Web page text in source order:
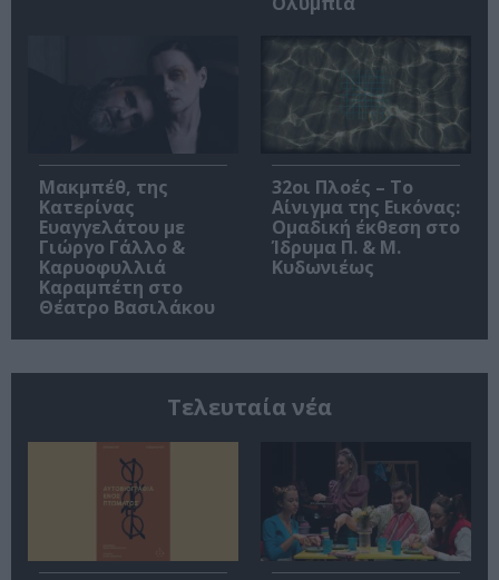
Μακμπέθ, της
Κατερίνας
Ευαγγελάτου με
Γιώργο Γάλλο &
Καρυοφυλλιά
Καραμπέτη στο
Θέατρο Βασιλάκου
32οι Πλοές – Το
Αίνιγμα της Εικόνας:
Ομαδική έκθεση στο
Ίδρυμα Π. & Μ.
Κυδωνιέως
Τελευταία νέα